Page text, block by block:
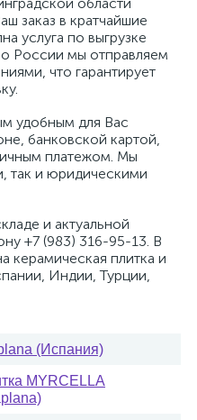
заказ в кратчайшие
услуга по выгрузке
России мы отправляем
что гарантирует
удобным для Вас
банковской картой,
платежом. Мы
так и юридическими
и актуальной
+7 (983) 316-95-13. В
керамическая плитка и
Индии, Турции,
(Испания)
MYRCELLA